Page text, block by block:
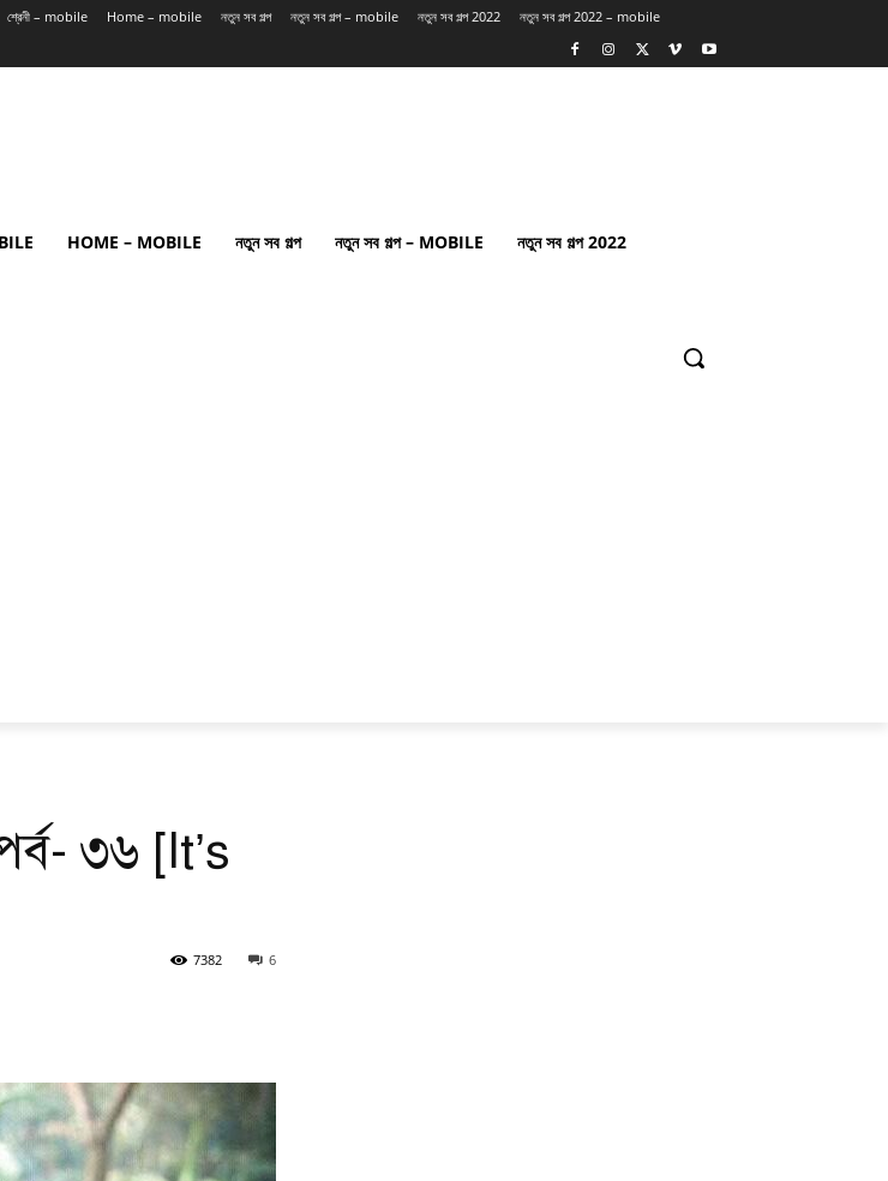
শ্রেনী – mobile Home – mobile নতুন সব গল্প নতুন সব গল্প – mobile নতুন সব গল্প 2022 নতুন সব গল্প 2022 – mobile
HOME – MOBILE নতুন সব গল্প নতুন সব গল্প – MOBILE নতুন সব গল্প 2022
৩৬ [It’s
6
7382